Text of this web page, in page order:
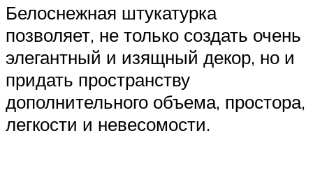
Белоснежная штукатурка
позволяет, не только создать очень
элегантный и изящный декор, но и
придать пространству
дополнительного объема, простора,
легкости и невесомости.